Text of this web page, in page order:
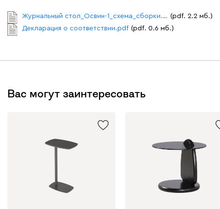
Журнальный стол_Освин-1_схема_сборки.pdf (pdf. 2.2 мб.)
Декларация о соответствии.pdf (pdf. 0.6 мб.)
Вас могут заинтересовать